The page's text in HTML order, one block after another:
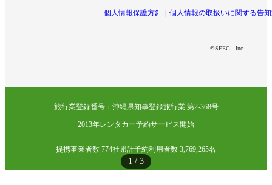
1 / 3
個人情報保護方針 個人情報の取扱いに関する告
©SEEC . Inc
旅行業登録番号：沖縄県知事登録旅行業 第2-368号
2013年レンタカー予約サービス開始
提携事業者数 774社累計予約利用者数 3,769,265名